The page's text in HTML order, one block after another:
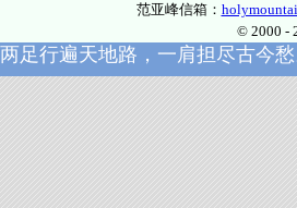
范亚峰信箱：
© 2000 -
两足行遍天地路，一肩担尽古今